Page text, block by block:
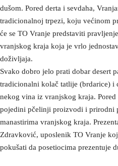
dušom. Pored derta i sevdaha,
tradicionalnoj trpezi, koju većinom
će se TO Vranje predstaviti
vranjskog kraja koja je vrlo
doživljaja.
Svako dobro jelo prati dobar desert
tradicionalni kolač tatlije (brdarice)
nekog vina iz vranjskog kraja.
pojedini pčelinji proizvodi i prirodni
manastirima vranjskog kraja.
Zdravković, uposlenik TO Vranje
pokušati da posetiocima prezentuje